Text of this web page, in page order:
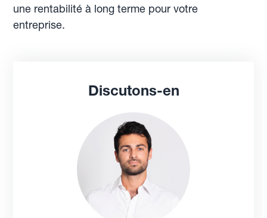
une rentabilité à long terme pour votre
entreprise.
Discutons-en